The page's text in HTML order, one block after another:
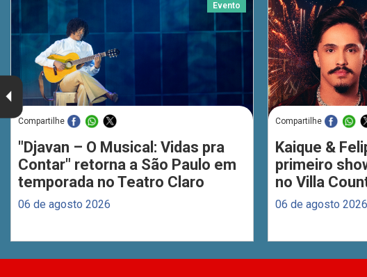
Evento
Compartilhe
"Djavan – O Musical: Vidas pra
Contar" retorna a São Paulo em
temporada no Teatro Claro
06 de agosto 2026
Compartilhe
Kaique &
primeiro
no Villa
06 de agosto 2026